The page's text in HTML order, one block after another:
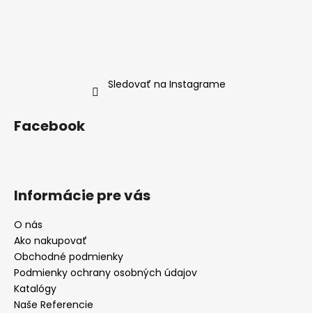
Sledovať na Instagrame
Facebook
Informácie pre vás
O nás
Ako nakupovať
Obchodné podmienky
Podmienky ochrany osobných údajov
Katalógy
Naše Referencie